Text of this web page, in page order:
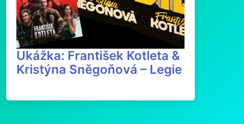
Ukážka: František Kotleta &
Kristýna Sněgoňová – Legie